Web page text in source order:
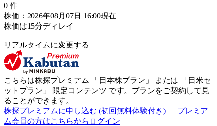
0 件
株価：2026年08月07日 16:00現在
株価は15分ディレイ
リアルタイムに変更する
こちらは株探プレミアム 「 日本株プラン 」 または 「 日米セ
ットプラン 」 限定コンテンツ です。プランをご契約して見
ることができます。
株探プレミアムに申し込む (初回無料体験付き)
プレミア
ム会員の方はこちらからログイン